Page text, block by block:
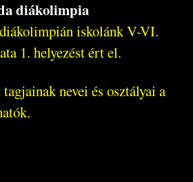
diákolimpia
iskolánk V-VI.
1. helyezést ért el.
nevei és osztályai a